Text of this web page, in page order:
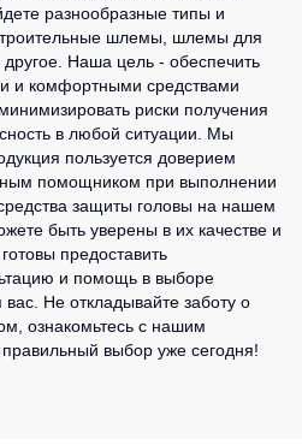
разнообразные типы и
шлемы, шлемы для
Наша цель - обеспечить
и комфортными средствами
риски получения
в любой ситуации. Мы
пользуется доверием
помощником при выполнении
защиты головы на нашем
быть уверены в их качестве и
предоставить
и помощь в выборе
Не откладывайте заботу о
ознакомьтесь с нашим
выбор уже сегодня!